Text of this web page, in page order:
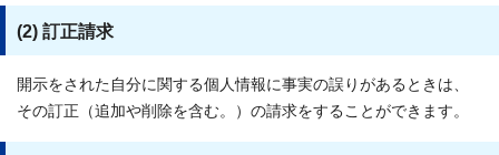
(2) 訂正請求
開示をされた自分に関する個人情報に事実の誤りがあるときは、
その訂正（追加や削除を含む。）の請求をすることができます。